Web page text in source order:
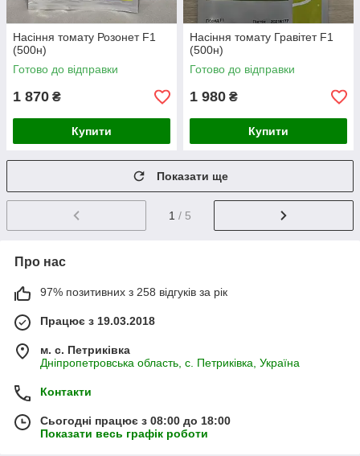
Насіння томату Розонет F1
(500н)
Готово до відправки
1 870 ₴
Купити
Насіння томату Гравітет F1
(500н)
Готово до відправки
1 980 ₴
Купити
Показати ще
1 / 5
Про нас
97% позитивних з 258 відгуків за рік
Працює з 19.03.2018
м. с. Петриківка
Дніпропетровська область, с. Петриківка, Україна
Контакти
Сьогодні працює з 08:00 до 18:00
Показати весь графік роботи